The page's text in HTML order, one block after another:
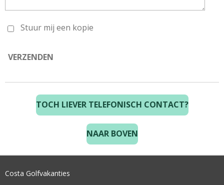
Stuur mij een kopie
VERZENDEN
TOCH LIEVER TELEFONISCH CONTACT?
NAAR BOVEN
Costa Golfvakanties